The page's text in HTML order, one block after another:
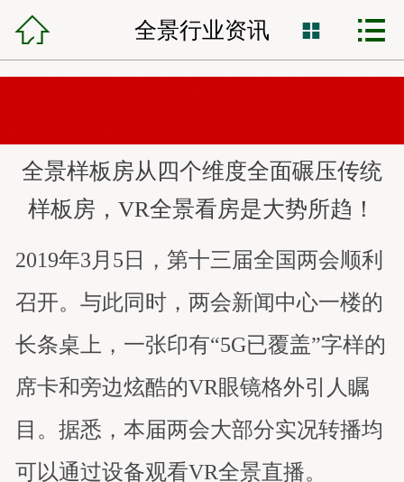
 锦程首页
网站建设
VR全景制作
全网营销
网站托管
锦程资讯
 全景行业资讯  
全景样板房从四个维度全面碾压传统
样板房，VR全景看房是大势所趋！
2019年3月5日，第十三届全国两会顺利
召开。与此同时，两会新闻中心一楼的
长条桌上，一张印有“5G已覆盖”字样的
席卡和旁边炫酷的VR眼镜格外引人瞩
目。据悉，本届两会大部分实况转播均
可以通过设备观看VR全景直播。